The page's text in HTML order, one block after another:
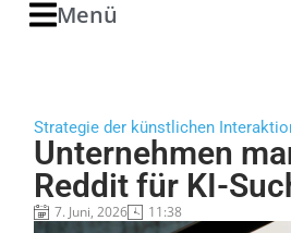
Menü
Strategie der künstlichen
Unternehmen
Reddit für KI-
7. Juni, 2026 11:38